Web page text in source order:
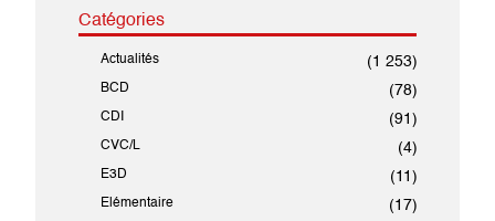
Catégories
Actualités (1 253)
BCD (78)
CDI (91)
CVC/L (4)
E3D (11)
Elémentaire (17)